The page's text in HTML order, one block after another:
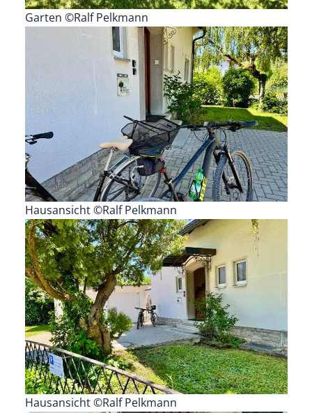
Garten ©Ralf Pelkmann
Hausansicht ©Ralf Pelkmann
Hausansicht ©Ralf Pelkmann